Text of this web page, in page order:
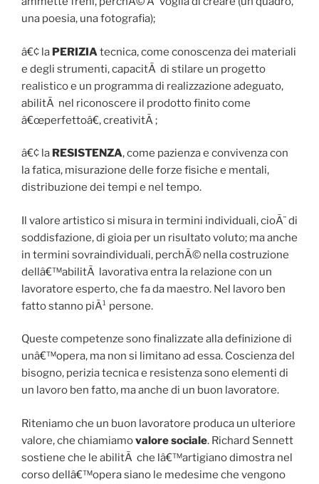
una poesia, una fotografia);
â€¢ la PERIZIAtecnica, come conoscenza dei materiali
e degli strumenti, capacitÃ di stilare un progetto
realistico e un programma di realizzazione adeguato,
abilitÃ nel riconoscere il prodotto finito come
â€œperfettoâ€, creativitÃ ;
â€¢ la RESISTENZA, come pazienza e convivenza con
la fatica, misurazione delle forze fisiche e mentali,
distribuzione dei tempi e nel tempo.
Il valore artistico si misura in termini individuali, cioÃ¨ di
soddisfazione, di gioia per un risultato voluto; ma anche
in termini sovraindividuali, perchÃ© nella costruzione
dellâ€™abilitÃ lavorativa entra la relazione con un
lavoratore esperto, che fa da maestro. Nel lavoro ben
fatto stanno piÃ¹ persone.
Queste competenze sono finalizzate alla definizione di
unâ€™opera, ma non si limitano ad essa. Coscienza del
bisogno, perizia tecnica e resistenza sono elementi di
un lavoro ben fatto, ma anche di un buon lavoratore.
Riteniamo che un buon lavoratore produca un ulteriore
valore, che chiamiamovalore sociale. Richard Sennett
sostiene che le abilitÃ che lâ€™artigiano dimostra nel
corso dellâ€™opera siano le medesime che vengono